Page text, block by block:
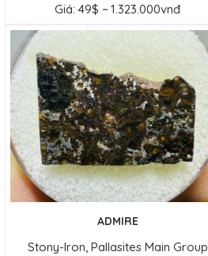
Giá: 49$ ~ 1.323.000vnđ
ADMIRE
Stony-Iron, Pallasites Main Group